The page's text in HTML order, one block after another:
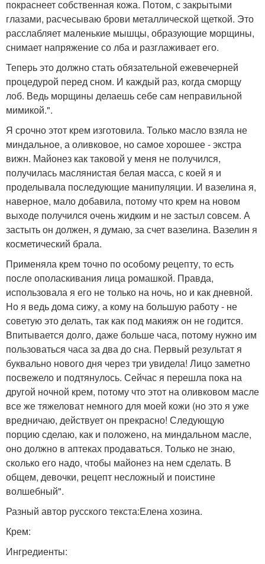
покраснеет собственная кожа. Потом, с закрытыми
глазами, расчесываю брови металлической щеткой. Это
расслабляет маленькие мышцы, образующие морщины,
снимает напряжение со лба и разглаживает его.
Теперь это должно стать обязательной ежевечерней
процедурой перед сном. И каждый раз, когда сморщу
лоб. Ведь морщины делаешь себе сам неправильной
мимикой.".
Я срочно этот крем изготовила. Только масло взяла не
миндальное, а оливковое, но самое хорошее - экстра
вижн. Майонез как таковой у меня не получился,
получилась маслянистая белая масса, с коей я и
проделывала последующие манипуляции. И вазелина я,
наверное, мало добавила, потому что крем на новом
выходе получился очень жидким и не застыл совсем. А
застыть он должен, я думаю, за счет вазелина. Вазелин я
косметический брала.
Применяла крем точно по особому рецепту, то есть
после ополаскивания лица ромашкой. Правда,
использовала я его не только на ночь, но и как дневной.
Но я ведь дома сижу, а кому на большую работу - не
советую это делать, так как под макияж он не годится.
Впитывается долго, даже больше часа, потому нужно им
пользоваться часа за два до сна. Первый результат я
буквально нового дня через три увидела! Лицо заметно
посвежело и подтянулось. Сейчас я перешла пока на
другой ночной крем, потому что этот на оливковом масле
все же тяжеловат немного для моей кожи (но это я уже
вредничаю, действует он прекрасно! Следующую
порцию сделаю, как и положено, на миндальном масле,
оно должно в аптеках продаваться. Только не знаю,
сколько его надо, чтобы майонез на нем сделать. В
общем, девочки, рецепт несложный и поистине
волшебный".
Разный автор русского текста:Елена хозина.
Крем:
Ингредиенты: